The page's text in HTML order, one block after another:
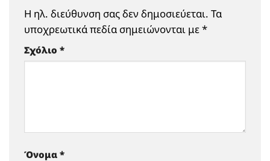
Η ηλ. διεύθυνση σας δεν δημοσιεύεται. Τα
υποχρεωτικά πεδία σημειώνονται με*
Σχόλιο *
Όνομα *